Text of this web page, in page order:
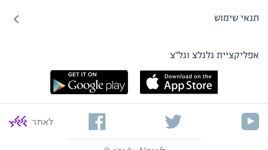
תנאי שימוש
אפליקציית גלגלצ וגל"צ
לאתר